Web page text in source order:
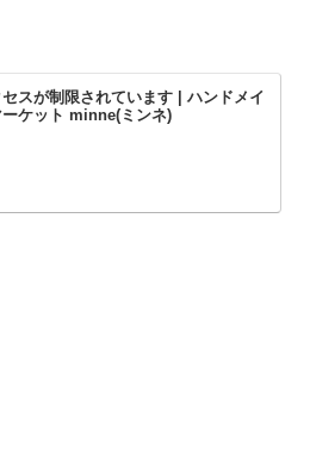
セスが制限されています | ハンドメイ
ーケット minne(ミンネ)